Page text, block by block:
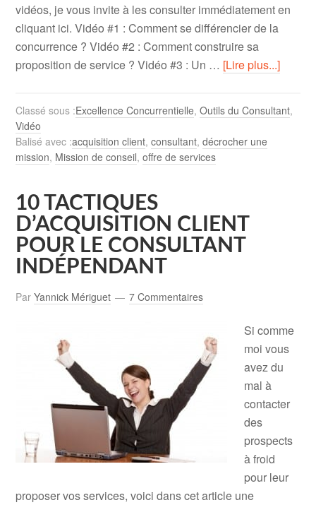
vidéos, je vous invite à les consulter immédiatement en
cliquant ici. Vidéo #1 : Comment se différencier de la
concurrence ? Vidéo #2 : Comment construire sa
proposition de service ? Vidéo #3 : Un … [Lire plus...]
Classé sous :Excellence Concurrentielle,Outils du Consultant,
Vidéo
Balisé avec :acquisition client,consultant,décrocher une
mission, Mission de conseil,offre de services
10 TACTIQUES
D’ACQUISITION CLIENT
POUR LE CONSULTANT
INDÉPENDANT
ParYannick Mériguet 7 Commentaires
Si comme
moi vous
avez du
mal à
contacter
des
prospects
à froid
pour leur
proposer vos services, voici dans cet article une